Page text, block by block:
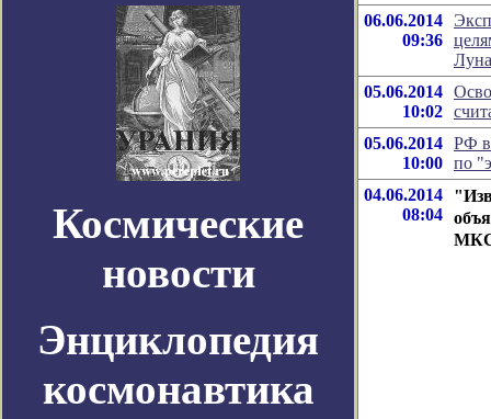
Космические
новости
Энциклопедия
космонавтика
06.06.2014
09:36
05.06.2014
10:02
05.06.2014
10:00
РФ
по
04.06.2014
08:04